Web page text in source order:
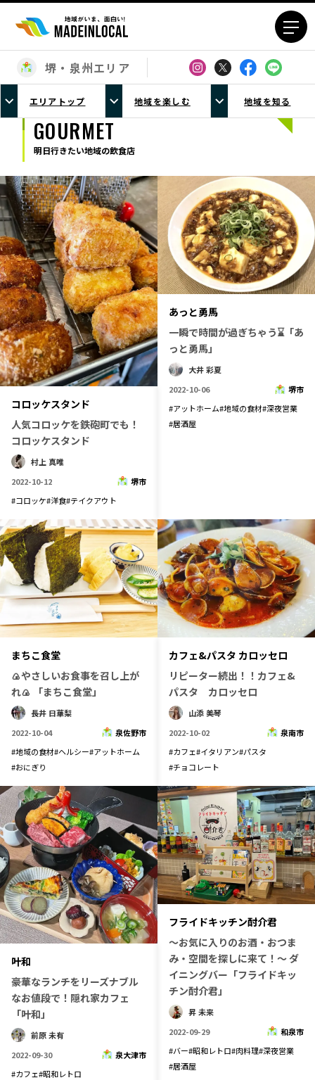
エリアから探す
北海道エリア
青森エリア
岩手エリア
秋田エリア
福島エリア
茨城エリア
栃木エリア
群馬エリア
埼玉エリア
千葉エリア
東京23区エリア
多摩エリア
神奈川エリア
新潟エリア
富山エリア
石川エリア
福井エリア
山梨エリア
長野エリア
岐阜エリア
静岡エリア
愛知エリア
三重エリア
滋賀エリア
京都エリア
北摂エリア
堺・泉州エリア
河内エリア
奈良エリア
鳥取エリア
岡山エリア
山口エリア
徳島エリア
香川エリア
愛媛エリア
高知エリア
福岡エリア
佐賀エリア
長崎エリア
熊本エリア
大分エリア
宮崎エリア
鹿児島エリア
沖縄エリア
カテゴリから探す
特集コンテンツ
地域を代表する 企業100選
プレスリリース
行政連携記事
MILCプロジェクト
選出企業特別対談
Localist
SDGsの先駆者
イベント
飲食店
地域豆知識
ニッポンの百選大全集
Sporkle
「人」から探す
記事ライター アンバサダー
お問い合わせ
堺・泉州エリア
エリアトップ 地域を楽しむ 地域を知る
GOURMET
明日行きたい地域の飲食店
コロッケスタンド
人気コロッケを鉄砲町でも！
コロッケスタンド
村上 真唯
2022-10-12
堺市
#コロッケ#洋食#テイクアウト
あっと勇馬
一瞬で時間が過ぎちゃう⌛「あ
っと勇馬」
大井 彩夏
2022-10-06
堺市
#アットホーム#地域の食材#深夜営業
#居酒屋
まちこ食堂
🍙やさしいお食事を召し上が
れ🍙 「まちこ食堂」
長井 日華梨
2022-10-04
泉佐野市
#地域の食材#ヘルシー#アットホーム
#おにぎり
カフェ&パスタ カロッセロ
リピーター続出！！カフェ&
パスタ カロッセロ
山添 美琴
2022-10-02
泉南市
#カフェ#イタリアン#パスタ
#チョコレート
叶和
豪華なランチをリーズナブル
なお値段で！隠れ家カフェ
「叶和」
前原 未有
2022-09-30
泉大津市
#カフェ#昭和レトロ
フライドキッチン酎介君
〜お気に入りのお酒・おつま
み・空間を探しに来て！〜 ダ
イニングバー「フライドキッ
チン酎介君」
昇 未来
2022-09-29
和泉市
#バー#昭和レトロ#肉料理#深夜営業
#居酒屋